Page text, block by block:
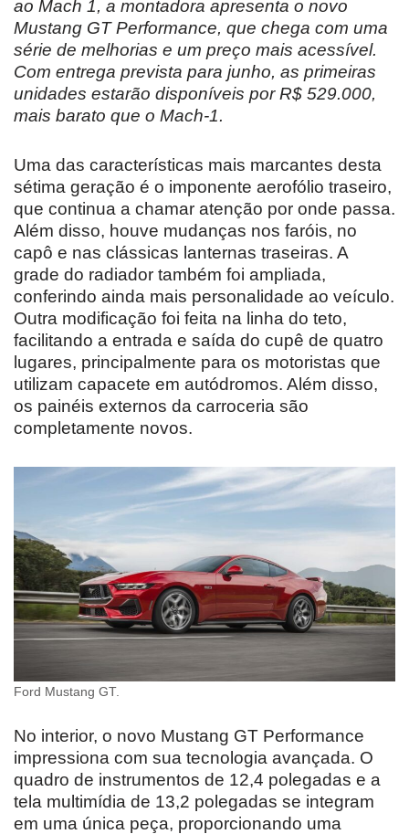
ao Mach 1, a montadora apresenta o novo
Mustang GT Performance, que chega com uma
série de melhorias e um preço mais acessível.
Com entrega prevista para junho, as primeiras
unidades estarão disponíveis por R$ 529.000,
mais barato que o Mach-1.
Uma das características mais marcantes desta
sétima geração é o imponente aerofólio traseiro,
que continua a chamar atenção por onde passa.
Além disso, houve mudanças nos faróis, no
capô e nas clássicas lanternas traseiras. A
grade do radiador também foi ampliada,
conferindo ainda mais personalidade ao veículo.
Outra modificação foi feita na linha do teto,
facilitando a entrada e saída do cupê de quatro
lugares, principalmente para os motoristas que
utilizam capacete em autódromos. Além disso,
os painéis externos da carroceria são
completamente novos.
Ford Mustang GT.
No interior, o novo Mustang GT Performance
impressiona com sua tecnologia avançada. O
quadro de instrumentos de 12,4 polegadas e a
tela multimídia de 13,2 polegadas se integram
em uma única peça, proporcionando uma